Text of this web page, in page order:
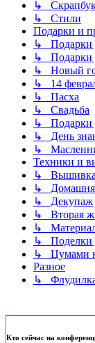
↳
↳ Стили
Подарки и
↳ Подарки
↳ Подарки
↳ Новый
↳ 14
↳ Пасха
↳ Свадьба
↳ Подарки
↳ День
↳
Техники и
↳ Вышивка
↳
↳ Декупаж
↳ Вторая
↳
↳ Поделки
↳ Цумами
Разное
↳
Кто сейчас на